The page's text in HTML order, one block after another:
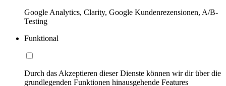
Google Analytics, Clarity, Google Kundenrezensionen, A/B-
Testing
Funktional
Durch das Akzeptieren dieser Dienste können wir dir über die
grundlegenden Funktionen hinausgehende Features